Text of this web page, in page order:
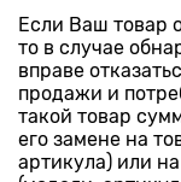
Если Ваш товар
то в случае
вправе
продажи и
такой товар
его замене на
артикула) или